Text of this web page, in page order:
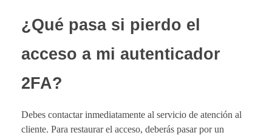
¿Qué pasa si pierdo el
acceso a mi autenticador
2FA?
Debes contactar inmediatamente al servicio de atención al
cliente. Para restaurar el acceso, deberás pasar por un